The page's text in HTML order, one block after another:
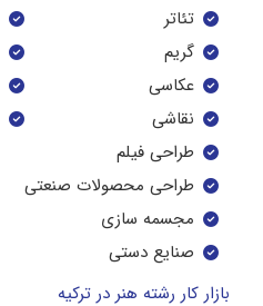
تئاتر
گریم
عکاسی
نقاشی
طراحی فیلم
طراحی محصولات صنعتی
مجسمه سازی
صنایع دستی
بازار کار رشته هنر در ترکیه